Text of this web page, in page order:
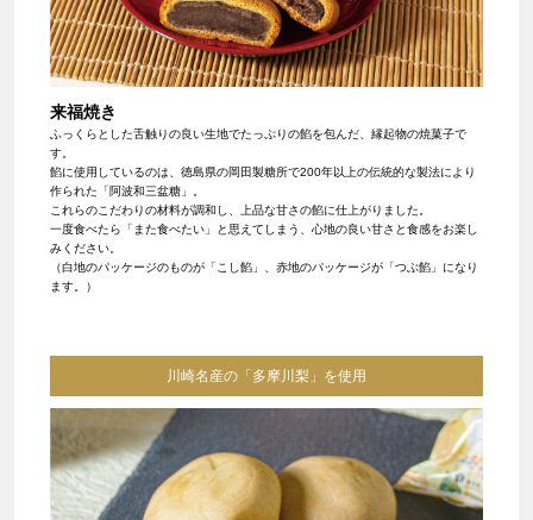
来福焼き
ふっくらとした舌触りの良い生地でたっぷりの餡を包んだ、縁起物の焼菓子で
す。
餡に使用しているのは、徳島県の岡田製糖所で200年以上の伝統的な製法により
作られた「阿波和三盆糖」。
これらのこだわりの材料が調和し、上品な甘さの餡に仕上がりました。
一度食べたら「また食べたい」と思えてしまう、心地の良い甘さと食感をお楽し
みください。
（白地のパッケージのものが「こし餡」、赤地のパッケージが「つぶ餡」になり
ます。）
川崎名産の「多摩川梨」を使用